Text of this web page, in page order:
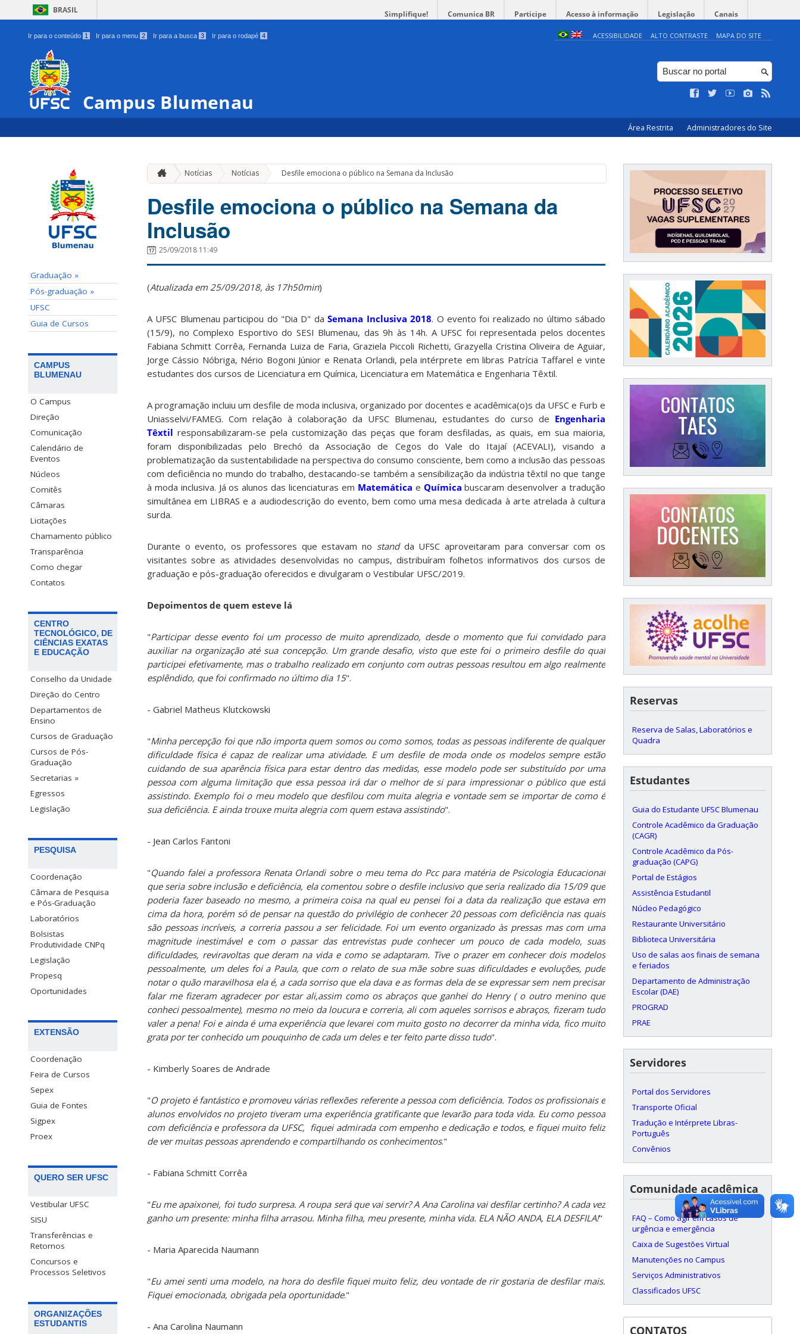
BRASIL Simplifique! Comunica BR Participe Acesso à informação Legislação Canais
Ir para o conteúdo 1 Ir para o menu 2 Ir para a busca 3 Ir para o rodapé 4 ACESSIBILIDADE ALTO CONTRASTE MAPA DO SITE
Campus Blumenau
Área Restrita Administradores do Site
Graduação »
Pós-graduação »
UFSC
Guia de Cursos
CAMPUS
BLUMENAU
O Campus
Direção
Comunicação
Calendário de
Eventos
Núcleos
Comitês
Câmaras
Licitações
Chamamento público
Transparência
Como chegar
Contatos
CENTRO
TECNOLÓGICO, DE
CIÊNCIAS EXATAS
E EDUCAÇÃO
Conselho da Unidade
Direção do Centro
Departamentos de
Ensino
Cursos de Graduação
Cursos de Pós-
Graduação
Secretarias »
Egressos
Legislação
PESQUISA
Coordenação
Câmara de Pesquisa
e Pós-Graduação
Laboratórios
Bolsistas
Produtividade CNPq
Legislação
Propesq
Oportunidades
EXTENSÃO
Coordenação
Feira de Cursos
Sepex
Guia de Fontes
Sigpex
Proex
QUERO SER UFSC
Vestibular UFSC
SISU
Transferências e
Retornos
Concursos e
Processos Seletivos
ORGANIZAÇÕES
ESTUDANTIS
Notícias Notícias » Desfile emociona o público na Semana da Inclusão
Desfile emociona o público na Semana da
Inclusão
25/09/2018 11:49
(Atualizada em 25/09/2018, às 17h50min)
A UFSC Blumenau participou do "Dia D" daSemana Inclusiva 2018. O evento foi realizado no último sábado
(15/9), no Complexo Esportivo do SESI Blumenau, das 9h às 14h. A UFSC foi representada pelos docentes
Fabiana Schmitt Corrêa, Fernanda Luiza de Faria, Graziela Piccoli Richetti, Grazyella Cristina Oliveira de Aguiar,
Jorge Cássio Nóbriga, Nério Bogoni Júnior e Renata Orlandi, pela intérprete em libras Patrícia Taffarel e vinte
estudantes dos cursos de Licenciatura em Química, Licenciatura em Matemática e Engenharia Têxtil.
A programação incluiu um desfile de moda inclusiva, organizado por docentes e acadêmica(o)s da UFSC e Furb e
Uniasselvi/FAMEG. Com relação à colaboração da UFSC Blumenau, estudantes do curso de Engenharia
Têxtil responsabilizaram-se pela customização das peças que foram desfiladas, as quais, em sua maioria,
foram disponibilizadas pelo Brechó da Associação de Cegos do Vale do Itajaí (ACEVALI), visando a
problematização da sustentabilidade na perspectiva do consumo consciente, bem como a inclusão das pessoas
com deficiência no mundo do trabalho, destacando-se também a sensibilização da indústria têxtil no que tange
à moda inclusiva. Já os alunos das licenciaturas em Matemática e Química buscaram desenvolver a tradução
simultânea em LIBRAS e a audiodescrição do evento, bem como uma mesa dedicada à arte atrelada à cultura
surda.
Durante o evento, os professores que estavam no standda UFSC aproveitaram para conversar com os
visitantes sobre as atividades desenvolvidas no campus, distribuíram folhetos informativos dos cursos de
graduação e pós-graduação oferecidos e divulgaram o Vestibular UFSC/2019.
Depoimentos de quem esteve lá
"Participar desse evento foi um processo de muito aprendizado, desde o momento que fui convidado para
auxiliar na organização até sua concepção. Um grande desafio, visto que este foi o primeiro desfile do qual
participei efetivamente, mas o trabalho realizado em conjunto com outras pessoas resultou em algo realmente
esplêndido, que foi confirmado no último dia 15".
- Gabriel Matheus Klutckowski
"Minha percepção foi que não importa quem somos ou como somos, todas as pessoas indiferente de qualquer
dificuldade física é capaz de realizar uma atividade. E um desfile de moda onde os modelos sempre estão
cuidando de sua aparência física para estar dentro das medidas, esse modelo pode ser substituído por uma
pessoa com alguma limitação que essa pessoa irá dar o melhor de si para impressionar o público que está
assistindo. Exemplo foi o meu modelo que desfilou com muita alegria e vontade sem se importar de como é
sua deficiência. E ainda trouxe muita alegria com quem estava assistindo".
- Jean Carlos Fantoni
"Quando falei a professora Renata Orlandi sobre o meu tema do Pcc para matéria de Psicologia Educacional
que seria sobre inclusão e deficiência, ela comentou sobre o desfile inclusivo que seria realizado dia 15/09 que
poderia fazer baseado no mesmo, a primeira coisa na qual eu pensei foi a data da realização que estava em
cima da hora, porém só de pensar na questão do privilégio de conhecer 20 pessoas com deficiência nas quais
são pessoas incríveis, a correria passou a ser felicidade. Foi um evento organizado às pressas mas com uma
magnitude inestimável e com o passar das entrevistas pude conhecer um pouco de cada modelo, suas
dificuldades, reviravoltas que deram na vida e como se adaptaram. Tive o prazer em conhecer dois modelos
pessoalmente, um deles foi a Paula, que com o relato de sua mãe sobre suas dificuldades e evoluções, pude
notar o quão maravilhosa ela é, a cada sorriso que ela dava e as formas dela de se expressar sem nem precisar
falar me fizeram agradecer por estar ali,assim como os abraços que ganhei do Henry ( o outro menino que
conheci pessoalmente), mesmo no meio da loucura e correria, ali com aqueles sorrisos e abraços, fizeram tudo
valer a pena! Foi e ainda é uma experiência que levarei com muito gosto no decorrer da minha vida, fico muito
grata por ter conhecido um pouquinho de cada um deles e ter feito parte disso tudo".
- Kimberly Soares de Andrade
"O projeto é fantástico e promoveu várias reflexões referente a pessoa com deficiência. Todos os profissionais e
alunos envolvidos no projeto tiveram uma experiência gratificante que levarão para toda vida. Eu como pessoa
com deficiência e professora da UFSC, fiquei admirada com empenho e dedicação e todos, e fiquei muito feliz
de ver muitas pessoas aprendendo e compartilhando os conhecimentos."
- Fabiana Schmitt Corrêa
"Eu me apaixonei, foi tudo surpresa. A roupa será que vai servir? A Ana Carolina vai desfilar certinho? A cada vez
ganho um presente: minha filha arrasou. Minha filha, meu presente, minha vida. ELA NÃO ANDA, ELA DESFILA!"
- Maria Aparecida Naumann
"Eu amei senti uma modelo, na hora do desfile fiquei muito feliz, deu vontade de rir gostaria de desfilar mais.
Fiquei emocionada, obrigada pela oportunidade."
- Ana Carolina Naumann
Reservas
Reserva de Salas, Laboratórios e
Quadra
Estudantes
Guia do Estudante UFSC Blumenau
Controle Acadêmico da Graduação
(CAGR)
Controle Acadêmico da Pós-
graduação (CAPG)
Portal de Estágios
Assistência Estudantil
Núcleo Pedagógico
Restaurante Universitário
Biblioteca Universitária
Uso de salas aos finais de semana
e feriados
Departamento de Administração
Escolar (DAE)
PROGRAD
PRAE
Servidores
Portal dos Servidores
Transporte Oficial
Tradução e Intérprete Libras-
Português
Convênios
Comunidade acadêmica
FAQ – Como agir em casos de
urgência e emergência
Caixa de Sugestões Virtual
Manutenções no Campus
Serviços Administrativos
Classificados UFSC
CONTATOS